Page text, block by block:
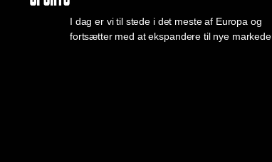
I dag er vi til stede i det meste af Europa og
fortsætter med at ekspandere til nye